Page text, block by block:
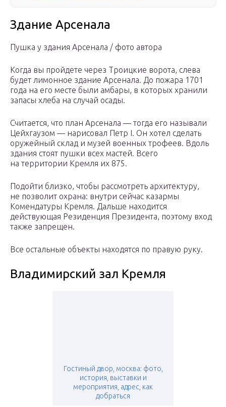
Здание Арсенала
Пушка у здания Арсенала / фото автора
Когда вы пройдете через Троицкие ворота, слева
будет лимонное здание Арсенала. До пожара 1701
года на его месте были амбары, в которых хранили
запасы хлеба на случай осады.
Считается, что план Арсенала — тогда его называли
Цейхгаузом — нарисовал Петр I. Он хотел сделать
оружейный склад и музей военных трофеев. Вдоль
здания стоят пушки всех мастей. Всего
на территории Кремля их 875.
Подойти близко, чтобы рассмотреть архитектуру,
не позволит охрана: внутри сейчас казармы
Комендатуры Кремля. Дальше находится
действующая Резиденция Президента, поэтому вход
также запрещен.
Все остальные объекты находятся по правую руку.
Владимирский зал Кремля
Гостиный двор, москва: фото,
история, выставки и
мероприятия, адрес, как
добраться